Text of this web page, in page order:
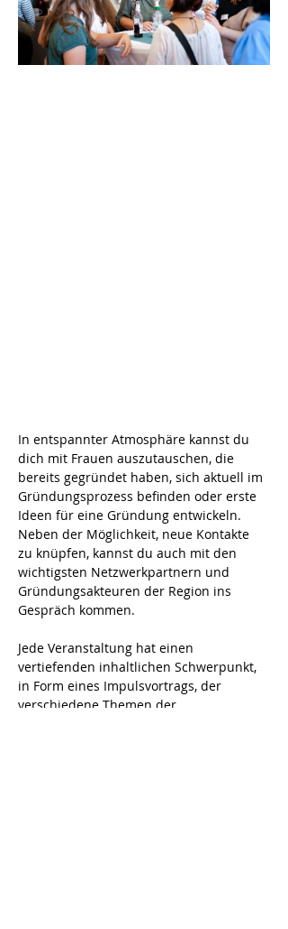
In entspannter Atmosphäre kannst du
dich mit Frauen auszutauschen, die
bereits gegründet haben, sich aktuell im
Gründungsprozess befinden oder erste
Ideen für eine Gründung entwickeln.
Neben der Möglichkeit, neue Kontakte
zu knüpfen, kannst du auch mit den
wichtigsten Netzwerkpartnern und
Gründungsakteuren der Region ins
Gespräch kommen.
Jede Veranstaltung hat einen
vertiefenden inhaltlichen Schwerpunkt,
in Form eines Impulsvortrags, der
verschiedene Themen der